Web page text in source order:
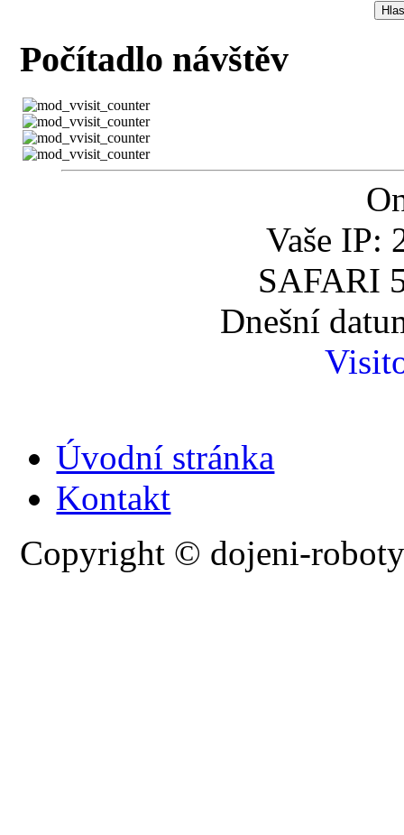
Počítadlo návštěv
Vaše IP:
SAFARI
Dnešní
Úvodní stránka
Kontakt
Copyright © dojeni-